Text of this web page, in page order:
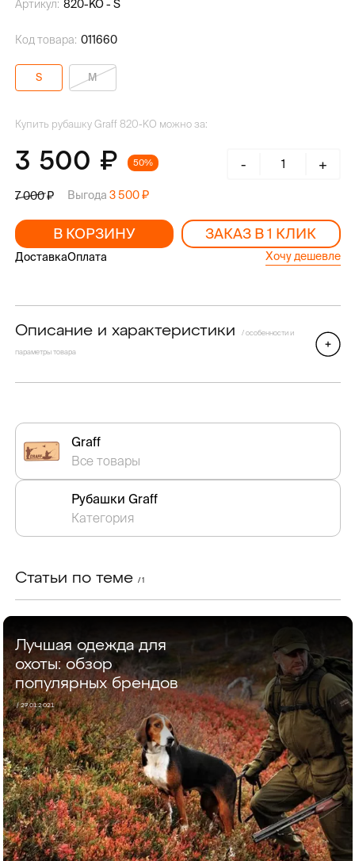
Артикул: 820-KO - S
Код товара: 011660
S M
Купить рубашку Graff 820-KO можно за:
3 500 50%
7 000 Выгода 3 500
- +
В КОРЗИНУ ЗАКАЗ В 1 КЛИК
ДоставкаОплата Хочу дешевле
Описание и характеристики / особенности и
параметры товара
Graff
Все товары
Рубашки Graff
Категория
Статьи по теме / 1
Лучшая одежда для
охоты: обзор
популярных брендов
/ 27.01.2021